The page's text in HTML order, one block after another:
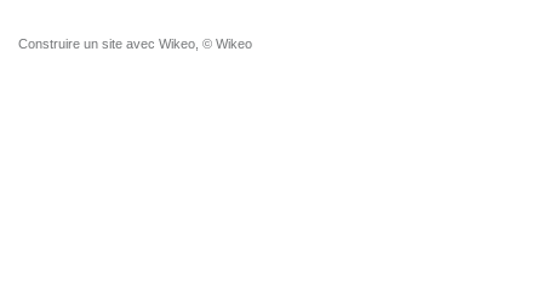
Construire un site avec Wikeo, © Wikeo